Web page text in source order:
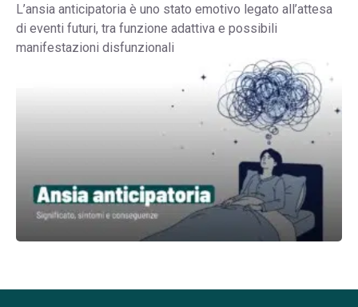
L’ansia anticipatoria è uno stato emotivo legato all’attesa
di eventi futuri, tra funzione adattiva e possibili
manifestazioni disfunzionali